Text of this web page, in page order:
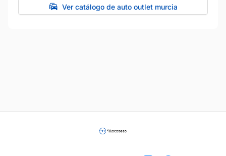
Ver catálogo de auto outlet murcia